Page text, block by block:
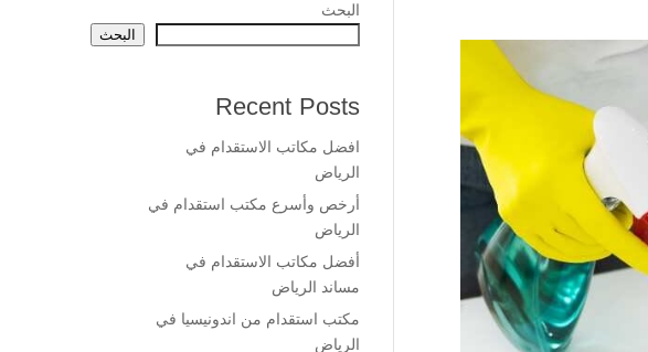
البحث
البحث
Recent Posts
افضل مكاتب الاستقدام في
الرياض
أرخص وأسرع مكتب استقدام في
الرياض
أفضل مكاتب الاستقدام في
مساند الرياض
مكتب استقدام من اندونيسيا في
الرياض